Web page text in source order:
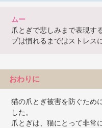
ムー
爪とぎで悲しみまで表現す
プは慣れるまではストレス
おわりに
猫の爪とぎ被害を防ぐため
した。
爪とぎは、猫にとって非常